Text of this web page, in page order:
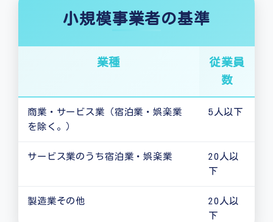
小規模事業者の基準
業種
従業員
数
商業・サービス業（宿泊業・娯楽業
を除く。）
5人以下
サービス業のうち宿泊業・娯楽業
20人以
下
製造業その他
20人以
下